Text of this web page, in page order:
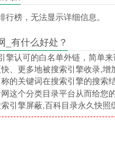
行榜，无法显示详细信息。
_有什么好处？
擎认可的白名单外链，简单
、更多地被搜索引擎收录,增
的关键词在搜索引擎的搜索
这个分类目录平台从而给您
引擎屏蔽,百科目录永久快